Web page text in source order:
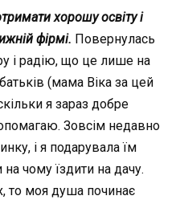
хорошу освіту і
фірмі. Повернулась
і радію, що це лише на
(мама Віка за цей
я зараз добре
Зовсім недавно
і я подарувала їм
чому їздити на дачу.
то моя душа починає